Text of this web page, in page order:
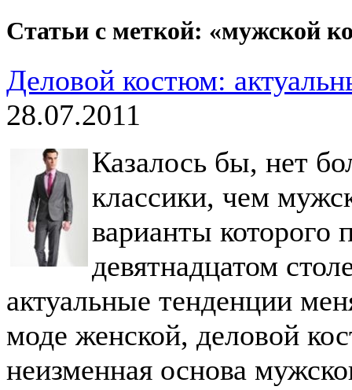
Статьи с меткой: «мужской
Деловой костюм:
28.07.2011
Казалось бы, нет
классики, чем
варианты которого
девятнадцатом
актуальные тенденции
моде женской, деловой
неизменная основа